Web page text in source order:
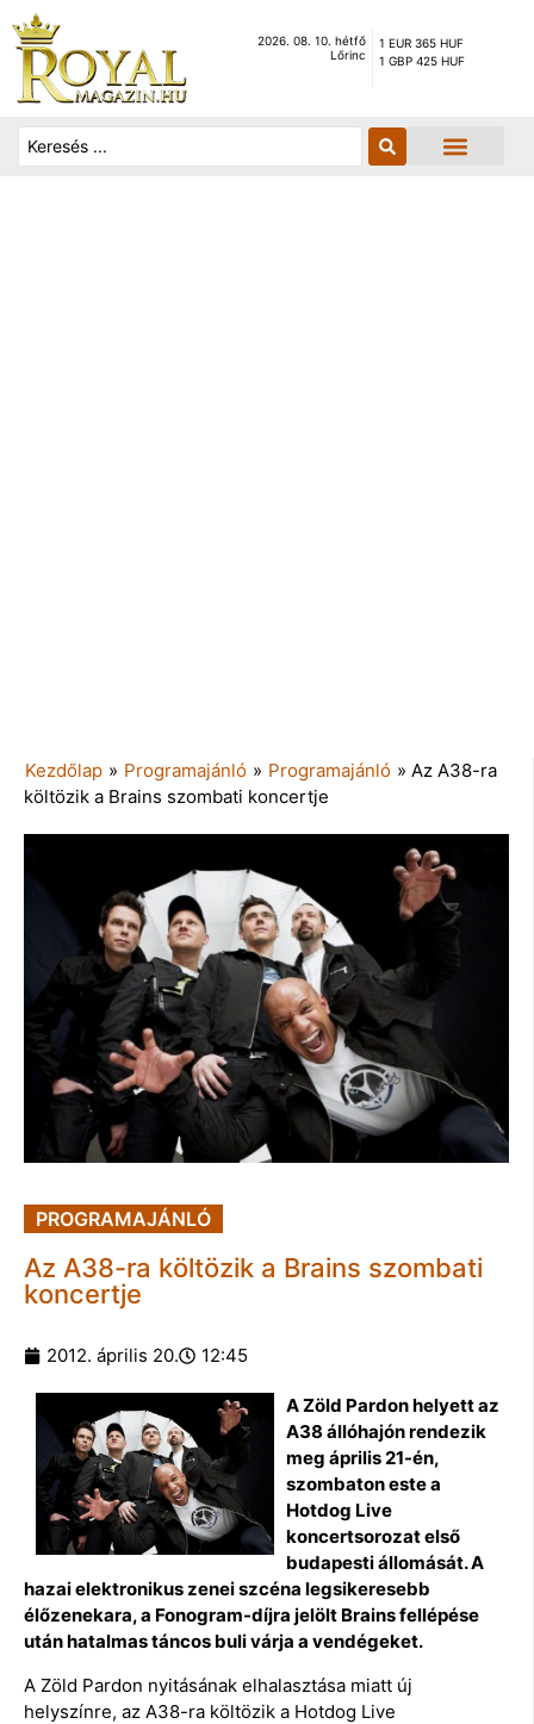
2026. 08. 10. hétfő
Lőrinc
1 EUR 365 HUF
1 GBP 425 HUF
Kezdőlap » Programajánló » Programajánló » Az A38-ra
költözik a Brains szombati koncertje
PROGRAMAJÁNLÓ
Az A38-ra költözik a Brains szombati
koncertje
2012. április 20. 12:45
A Zöld Pardon helyett az
A38 állóhajón rendezik
meg április 21-én,
szombaton este a
Hotdog Live
koncertsorozat első
budapesti állomását. A
hazai elektronikus zenei szcéna legsikeresebb
élőzenekara, a Fonogram-díjra jelölt Brains fellépése
után hatalmas táncos buli várja a vendégeket.
A Zöld Pardon nyitásának elhalasztása miatt új
helyszínre, az A38-ra költözik a Hotdog Live